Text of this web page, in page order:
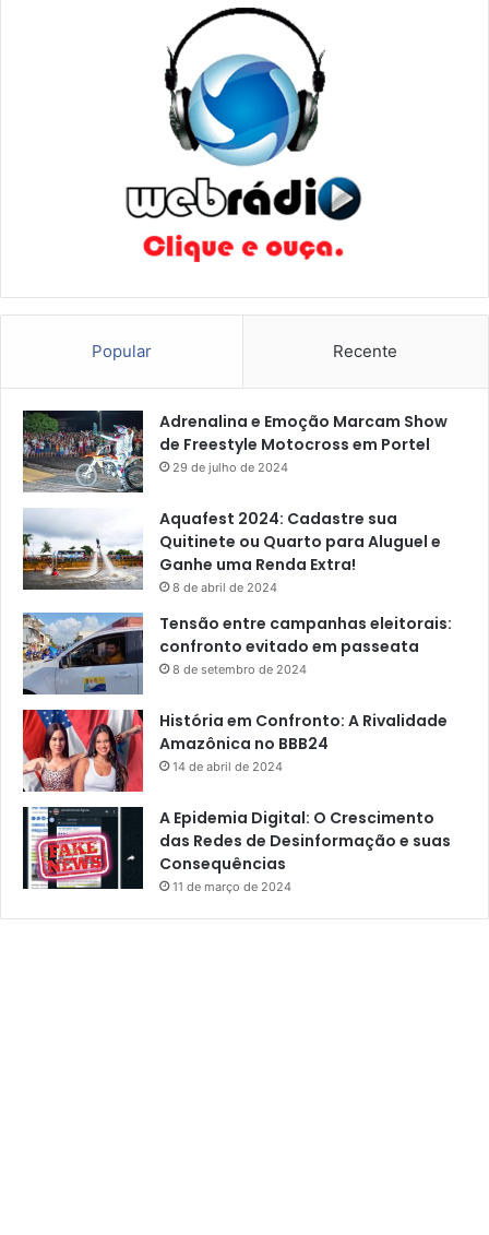
Popular Recente
Adrenalina e Emoção Marcam Show
de Freestyle Motocross em Portel
29 de julho de 2024
Aquafest 2024: Cadastre sua
Quitinete ou Quarto para Aluguel e
Ganhe uma Renda Extra!
8 de abril de 2024
Tensão entre campanhas eleitorais:
confronto evitado em passeata
8 de setembro de 2024
História em Confronto: A Rivalidade
Amazônica no BBB24
14 de abril de 2024
A Epidemia Digital: O Crescimento
das Redes de Desinformação e suas
Consequências
11 de março de 2024